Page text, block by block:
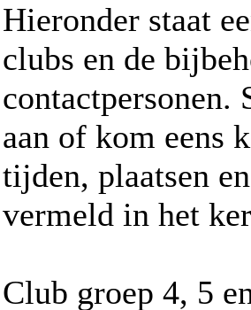
Hieronder staat
clubs en de
contactpersonen.
aan of kom eens
tijden, plaatsen
vermeld in het
Club groep 4, 5